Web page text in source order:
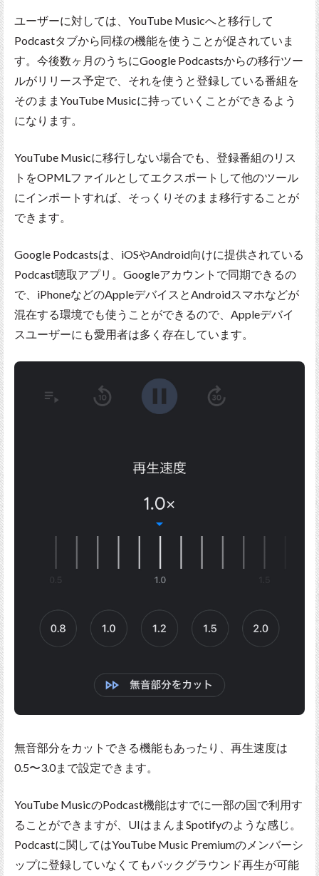
ユーザーに対しては、YouTube Musicへと移行して
Podcastタブから同様の機能を使うことが促されていま
す。今後数ヶ月のうちにGoogle Podcastsからの移行ツー
ルがリリース予定で、それを使うと登録している番組を
そのままYouTube Musicに持っていくことができるよう
になります。
YouTube Musicに移行しない場合でも、登録番組のリス
トをOPMLファイルとしてエクスポートして他のツール
にインポートすれば、そっくりそのまま移行することが
できます。
Google Podcastsは、iOSやAndroid向けに提供されている
Podcast聴取アプリ。Googleアカウントで同期できるの
で、iPhoneなどのAppleデバイスとAndroidスマホなどが
混在する環境でも使うことができるので、Appleデバイ
スユーザーにも愛用者は多く存在しています。
無音部分をカットできる機能もあったり、再生速度は
0.5〜3.0まで設定できます。
YouTube MusicのPodcast機能はすでに一部の国で利用す
ることができますが、UIはまんまSpotifyのような感じ。
Podcastに関してはYouTube Music Premiumのメンバーシ
ップに登録していなくてもバックグラウンド再生が可能